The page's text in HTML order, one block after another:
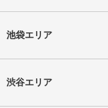
池袋エリア
渋谷エリア